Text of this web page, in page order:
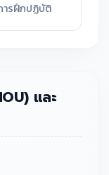
รฝึกปฏิบัติ
และ